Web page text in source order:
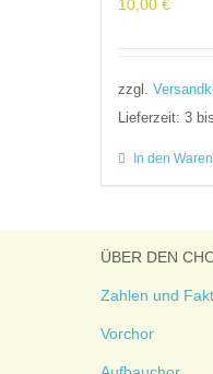
10,00 €
zzgl.
Lieferzeit: 3
In den
ÜBER DEN
Zahlen und
Vorchor